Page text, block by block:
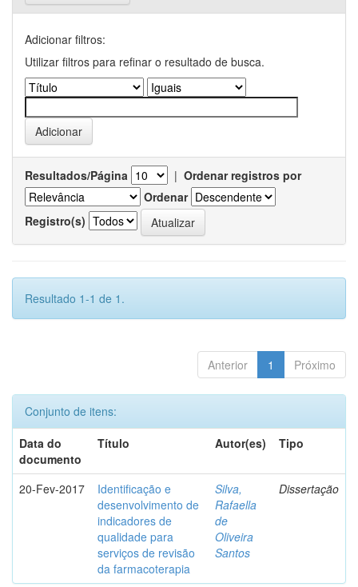
Adicionar filtros:
Utilizar filtros para refinar o resultado de busca.
Resultados/Página | Ordenar registros por
Ordenar
Registro(s)
Resultado 1-1 de 1.
Anterior 1 Próximo
Conjunto de itens:
Data do
documento
Título Autor(es) Tipo
20-Fev-2017
Identificação e
desenvolvimento de
indicadores de
qualidade para
serviços de revisão
da farmacoterapia
Silva,
Rafaella
de
Oliveira
Santos
Dissertação